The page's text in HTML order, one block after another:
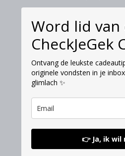
Word lid van
CheckJeGek
Ontvang de leukste
originele vondsten in je
glimlach ✨
👉 Ja, ik wil